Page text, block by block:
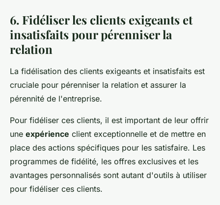
6. Fidéliser les clients exigeants et
insatisfaits pour pérenniser la
relation
La fidélisation des clients exigeants et insatisfaits est
cruciale pour pérenniser la relation et assurer la
pérennité de l'entreprise.
Pour fidéliser ces clients, il est important de leur offrir
une expérience client exceptionnelle et de mettre en
place des actions spécifiques pour les satisfaire. Les
programmes de fidélité, les offres exclusives et les
avantages personnalisés sont autant d'outils à utiliser
pour fidéliser ces clients.